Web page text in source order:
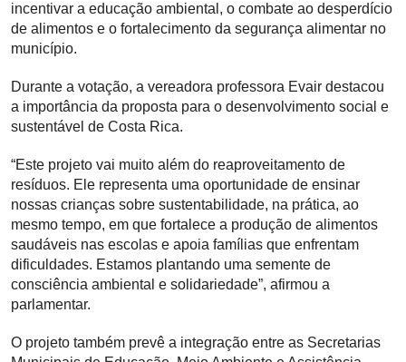
incentivar a educação ambiental, o combate ao desperdício
de alimentos e o fortalecimento da segurança alimentar no
município.
Durante a votação, a vereadora professora Evair destacou
a importância da proposta para o desenvolvimento social e
sustentável de Costa Rica.
“Este projeto vai muito além do reaproveitamento de
resíduos. Ele representa uma oportunidade de ensinar
nossas crianças sobre sustentabilidade, na prática, ao
mesmo tempo, em que fortalece a produção de alimentos
saudáveis nas escolas e apoia famílias que enfrentam
dificuldades. Estamos plantando uma semente de
consciência ambiental e solidariedade”, afirmou a
parlamentar.
O projeto também prevê a integração entre as Secretarias